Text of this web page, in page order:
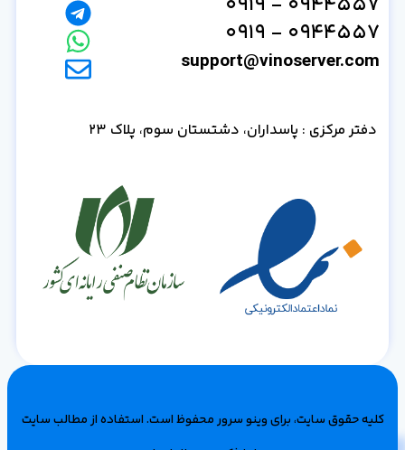
0944557 - 0919
support@vinoserver.com
دفتر مرکزی : پاسداران، دشتستان سوم، پلاک 23
کلیه حقوق سایت، برای وینو سرور محفوظ است‌. استفاده از مطالب سایت